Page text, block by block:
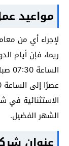
مواعيد
لإجراء أي من
ريما، فإن أيام
الاستثنائية في
الشهر الفضيل.